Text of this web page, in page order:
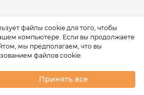
файлы cookie для того, чтобы
компьютере. Если вы продолжаете
мы предполагаем, что вы
файлов cookie.
Принять все